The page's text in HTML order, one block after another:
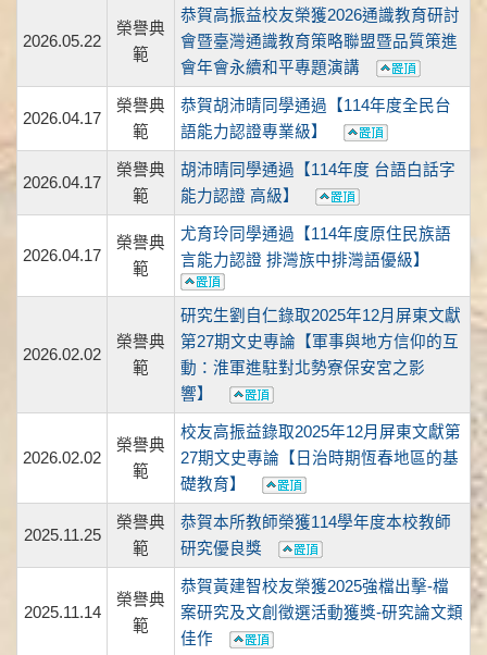
2026.05.22
榮譽典
範
恭賀高振益校友榮獲2026通識教育研討
會暨臺灣通識教育策略聯盟暨品質策進
會年會永續和平專題演講
2026.04.17
榮譽典
範
恭賀胡沛晴同學通過【114年度全民台
語能力認證專業級】
2026.04.17
榮譽典
範
胡沛晴同學通過【114年度 台語白話字
能力認證 高級】
2026.04.17
榮譽典
範
尤育玲同學通過【114年度原住民族語
言能力認證 排灣族中排灣語優級】
2026.02.02
榮譽典
範
研究生劉自仁錄取2025年12月屏東文獻
第27期文史專論【軍事與地方信仰的互
動：淮軍進駐對北勢寮保安宮之影
響】
2026.02.02
榮譽典
範
校友高振益錄取2025年12月屏東文獻第
27期文史專論【日治時期恆春地區的基
礎教育】
2025.11.25
榮譽典
範
恭賀本所教師榮獲114學年度本校教師
研究優良獎
2025.11.14
榮譽典
範
恭賀黃建智校友榮獲2025強檔出擊-檔
案研究及文創徵選活動獲獎-研究論文類
佳作